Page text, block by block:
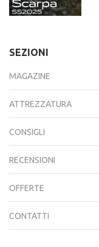
SEZIONI
MAGAZINE
ATTREZZATURA
CONSIGLI
RECENSIONI
OFFERTE
CONTATTI